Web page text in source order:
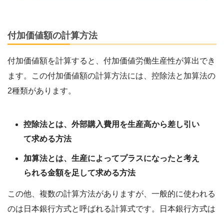
付加価値額の計算方法
付加価値額を計算すると、付加価値労働生産性が算出でき
ます。この付加価値額の計算方法には、控除法と加算法の
2種類があります。
控除法とは、外部購入費用を生産高から差し引い
て求める方法
加算法とは、生産によってプラスになったと考え
られる金額を足して求める方法
この他、複数の計算方法がありますが、一般的に使われる
のは日本銀行方式と呼ばれる計算式です。日本銀行方式は